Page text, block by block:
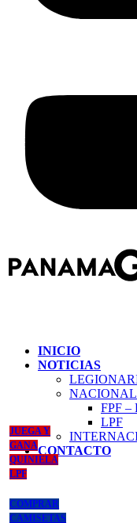
INICIO
NOTICIAS
FPF –
LPF
CONTACTO
JUEGA Y
GANA
QUINIELA
LPF
COMPRAR
CAMISETAS